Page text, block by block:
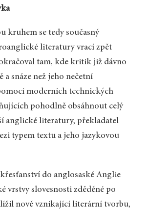
kruhem se tedy současný
literatury vrací zpět
tam, kde kritik již dávno
a snáze než jeho nečetní
moderních technických
pohodlně obsáhnout celý
anglické literatury, překladatel
typem textu a jeho jazykovou
do anglosaské Anglie
vrstvy slovesnosti zděděné po
nově vznikající literární tvorbu,